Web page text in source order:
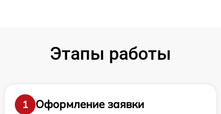
Этапы работы
1
Оформление заявки